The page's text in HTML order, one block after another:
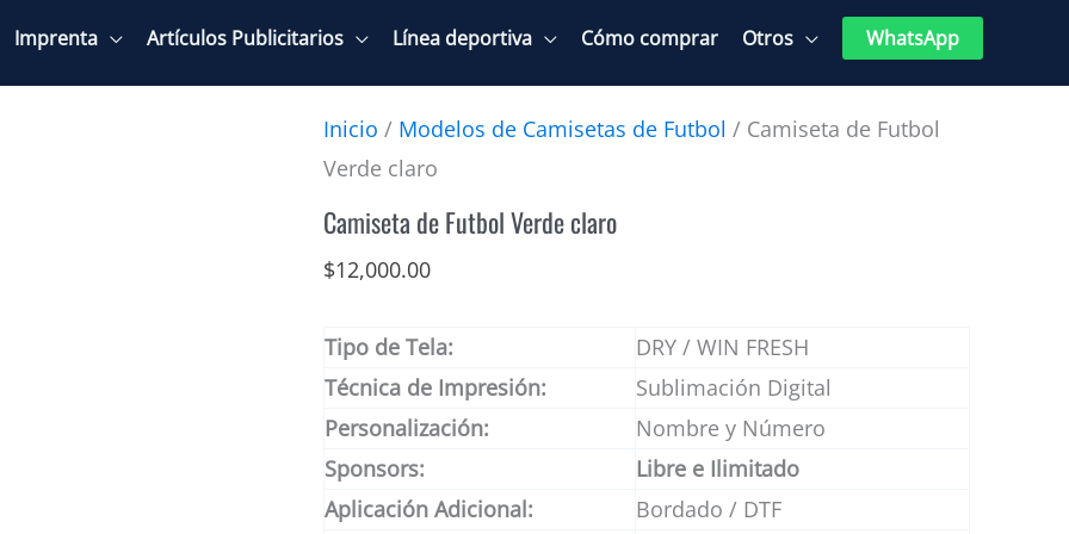
Imprenta Artículos Publicitarios Línea deportiva Cómo comprar Otros WhatsApp
Inicio / Modelos de Camisetas de Futbol / Camiseta de Futbol
Verde claro
Camiseta de Futbol Verde claro
$12,000.00
Tipo de Tela:
DRY / WIN FRESH
Técnica de Impresión:
Sublimación Digital
Personalización:
Nombre y Número
Sponsors:
Libre e Ilimitado
Aplicación Adicional:
Bordado / DTF